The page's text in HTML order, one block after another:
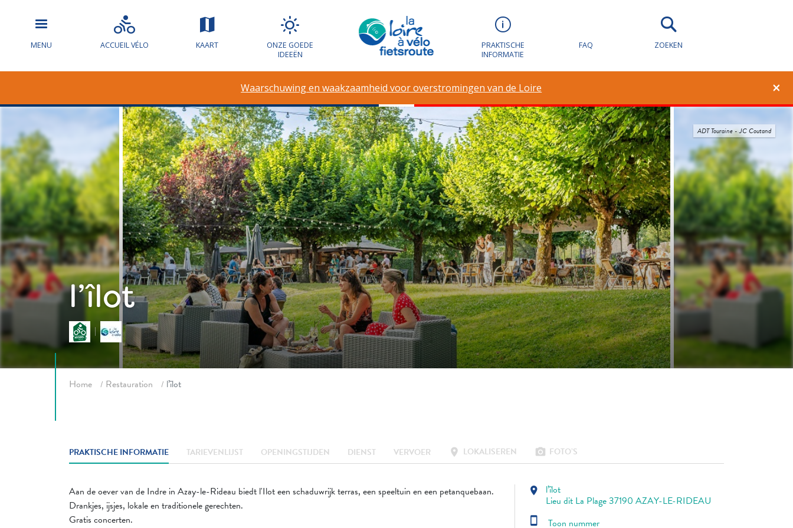
MENU ACCUEIL VÉLO KAART
ONZE GOEDE
IDEEËN
PRAKTISCHE
INFORMATIE
FAQ ZOEKEN
×
Waarschuwing en waakzaamheid voor overstromingen van de Loire
l’îlot
ADT Touraine - JC Coutand
Home Restauration l’îlot
PRAKTISCHE INFORMATIE TARIEVENLIJST OPENINGSTIJDEN DIENST VERVOER location_on LOKALISEREN photo_camera FOTO’S
Aan de oever van de Indre in Azay-le-Rideau biedt l'Ilot een schaduwrijk terras, een speeltuin en een petanquebaan.
Drankjes, ijsjes, lokale en traditionele gerechten.
Gratis concerten.
location_on l’îlot
Lieu dit La Plage 37190 AZAY-LE-RIDEAU
smartphone Toon nummer